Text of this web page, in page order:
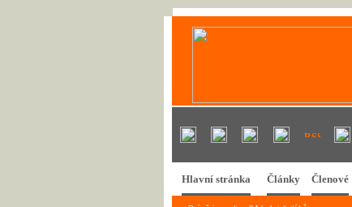
Hlavní stránka Články Členové